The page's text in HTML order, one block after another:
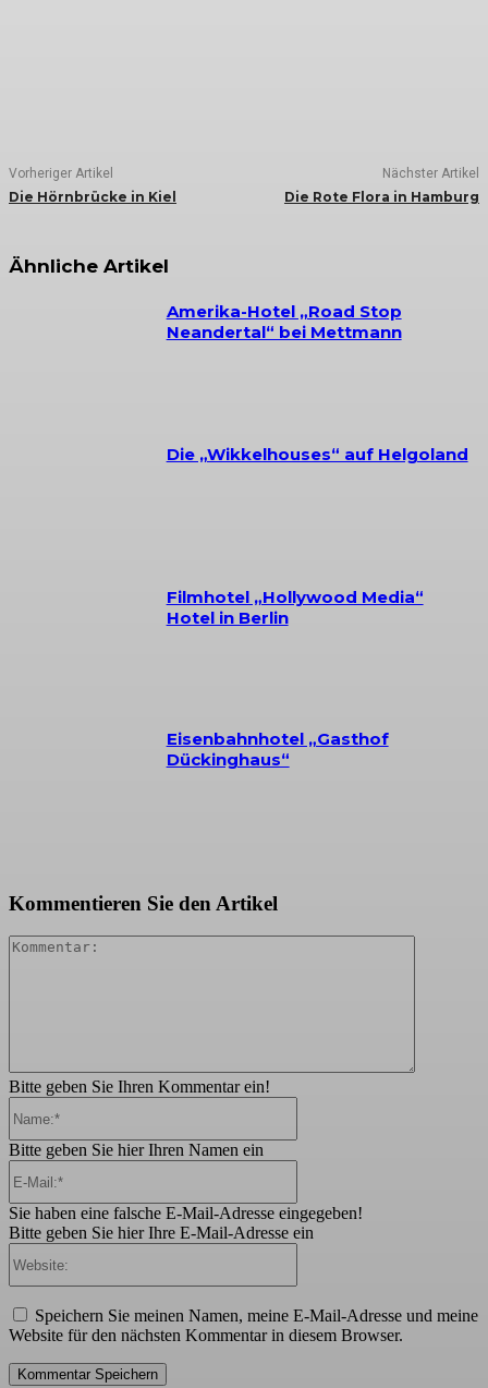
Vorheriger Artikel
Die Hörnbrücke in Kiel
Nächster Artikel
Die Rote Flora in Hamburg
Ähnliche Artikel
Amerika-Hotel „Road Stop
Neandertal“ bei Mettmann
Die „Wikkelhouses“ auf Helgoland
Filmhotel „Hollywood Media“
Hotel in Berlin
Eisenbahnhotel „Gasthof
Dückinghaus“
Kommentieren Sie den Artikel
Bitte geben Sie Ihren Kommentar ein!
Bitte geben Sie hier Ihren Namen ein
Sie haben eine falsche E-Mail-Adresse eingegeben!
Bitte geben Sie hier Ihre E-Mail-Adresse ein
Speichern Sie meinen Namen, meine E-Mail-Adresse und meine
Website für den nächsten Kommentar in diesem Browser.